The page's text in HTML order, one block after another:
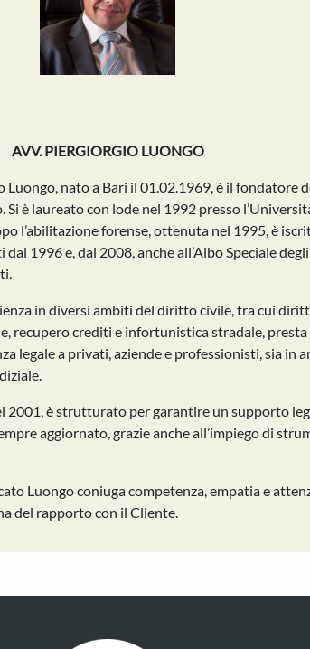
AVV. PIERGIORGIO LUONGO
Luongo, nato a Bari il 01.02.1969, è il fondatore
Si è laureato con lode nel 1992 presso
l’abilitazione forense, ottenuta nel 1995, è
dal 1996 e, dal 2008, anche all’Albo Speciale degli
in diversi ambiti del diritto civile, tra cui
recupero crediti e infortunistica stradale, presta
legale a privati, aziende e professionisti, sia in
2001, è strutturato per garantire un supporto
aggiornato, grazie anche all’impiego di
Luongo coniuga competenza, empatia e
del rapporto con il Cliente.